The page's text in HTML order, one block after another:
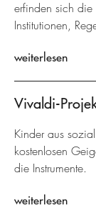
erfinden sich
Institutionen,
weiterlesen
Vivaldi-
Kinder aus
kostenlosen
die Instrumente.
weiterlesen